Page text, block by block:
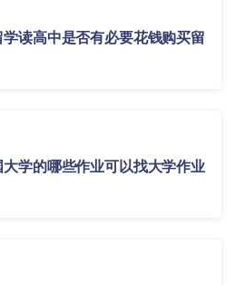
读高中是否有必要花钱购买留
学的哪些作业可以找大学作业